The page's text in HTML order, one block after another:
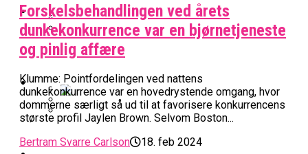
BK Vejen Opruster: Amerikansk Point
Guard På Plads
Nu Står Det Klart: Den Dag Starter
NBA
Warriors Forlænger Med Succestræner
Miami Heat Smider Skandaleramt Spiller
På Porten
EuroLeague
Danskerne Imponerede Torsdag Aften I
EuroLeague
Forskelsbehandlingen ved årets
dunkekonkurrence var en bjørnetjeneste
og pinlig affære
Klumme: Pointfordelingen ved nattens
dunkekonkurrence var en hovedrystende omgang, hvor
dommerne særligt så ud til at favorisere konkurrencens
største profil Jaylen Brown. Selvom Boston...
Bertram Svarre Carlson
18. feb 2024